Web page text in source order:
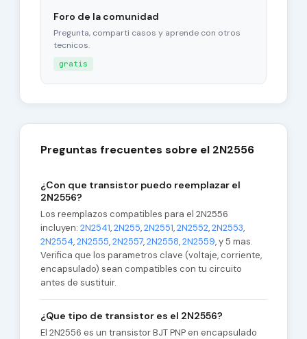
Foro de la comunidad
Pregunta, comparti casos y aprende con otros
tecnicos.
gratis
Preguntas frecuentes sobre el 2N2556
¿Con que transistor puedo reemplazar el
2N2556?
Los reemplazos compatibles para el 2N2556
incluyen: 2N2541,2N255,2N2551,2N2552,2N2553,
2N2554,2N2555,2N2557,2N2558,2N2559, y 5 mas.
Verifica que los parametros clave (voltaje, corriente,
encapsulado) sean compatibles con tu circuito
antes de sustituir.
¿Que tipo de transistor es el 2N2556?
El 2N2556 es un transistor BJT PNP en encapsulado